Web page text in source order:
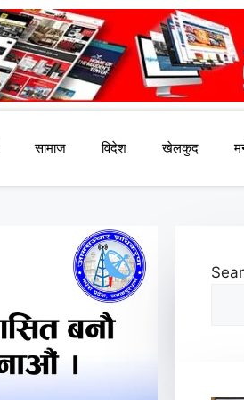
सामाज विदेश खेलकुद